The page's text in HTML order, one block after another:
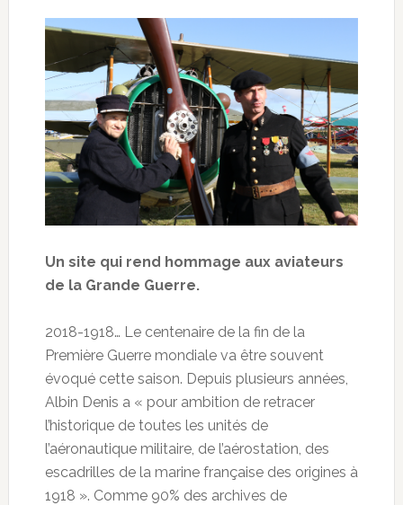
Un site qui rend hommage aux aviateurs
de la Grande Guerre.
2018-1918… Le centenaire de la fin de la
Première Guerre mondiale va être souvent
évoqué cette saison. Depuis plusieurs années,
Albin Denis a « pour ambition de retracer
l’historique de toutes les unités de
l’aéronautique militaire, de l’aérostation, des
escadrilles de la marine française des origines à
1918 ». Comme 90% des archives de